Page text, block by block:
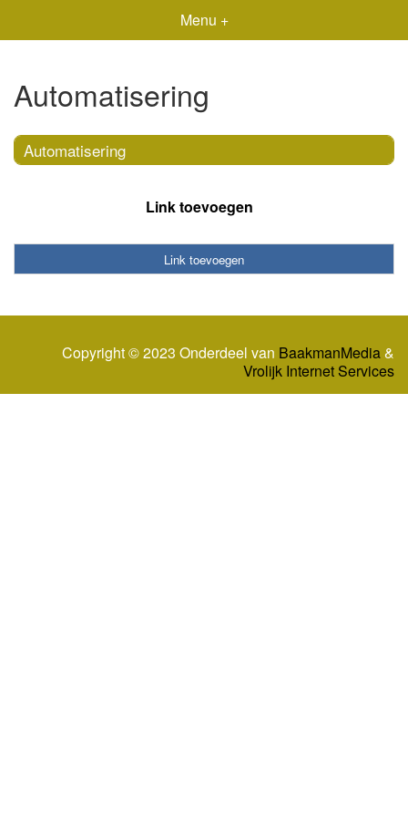
Menu +
Automatisering
Automatisering
Link toevoegen
Link toevoegen
Copyright © 2023 Onderdeel van BaakmanMedia&
Vrolijk Internet Services